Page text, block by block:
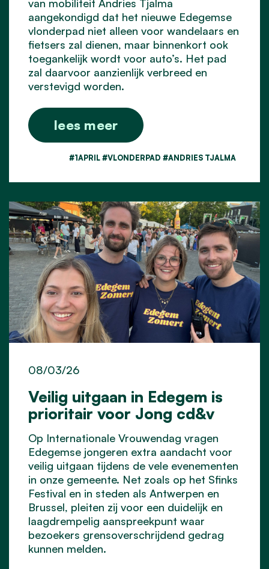
van mobiliteit Andries Tjalma
aangekondigd dat het nieuwe Edegemse
vlonderpad niet alleen voor wandelaars en
fietsers zal dienen, maar binnenkort ook
toegankelijk wordt voor auto’s. Het pad
zal daarvoor aanzienlijk verbreed en
verstevigd worden.
lees meer
#1APRIL #VLONDERPAD #ANDRIES TJALMA
Veilig uitgaan in Edegem is
prioritair voor Jong cd&v
08/03/26
Op Internationale Vrouwendag vragen
Edegemse jongeren extra aandacht voor
veilig uitgaan tijdens de vele evenementen
in onze gemeente. Net zoals op het Sfinks
Festival en in steden als Antwerpen en
Brussel, pleiten zij voor een duidelijk en
laagdrempelig aanspreekpunt waar
bezoekers grensoverschrijdend gedrag
kunnen melden.